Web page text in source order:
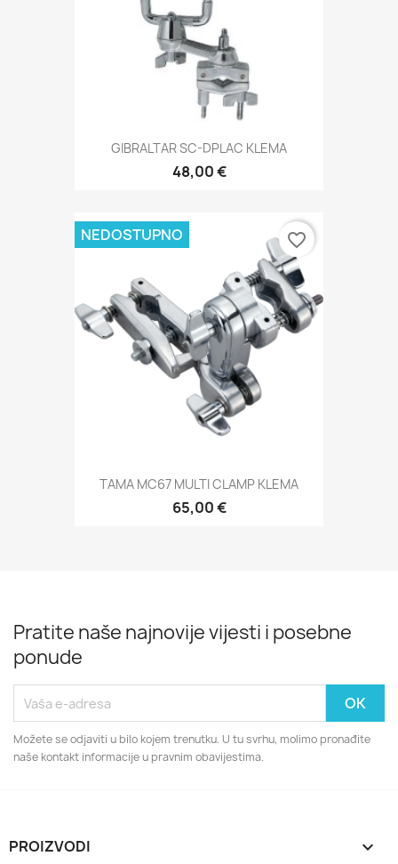
GIBRALTAR SC-DPLAC KLEMA
48,00 €
TAMA MC67 MULTI CLAMP KLEMA
65,00 €
NEDOSTUPNO favorite_border
Pratite naše najnovije vijesti i posebne
ponude
Možete se odjaviti u bilo kojem trenutku. U tu svrhu, molimo pronađite
naše kontakt informacije u pravnim obavijestima.
PROIZVODI 